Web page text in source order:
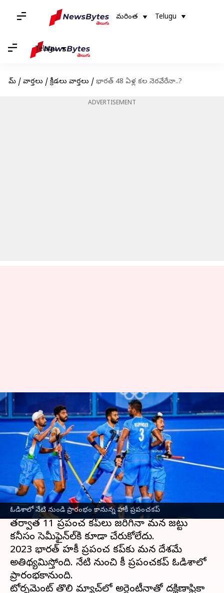
మరింత Telugu
Telugu
హోమ్ / వార్తలు / క్రీడలు వార్తలు / భారత్ 48 ఏళ్ల కల నెరవేరేనా..?
ADVERTISEMENT
ఓడిశాలో నేటి నుండి ప్రారంభం కానున్న హాకీ ప్రపంచకప్
భారత్ 48 ఏళ్ల కల నెరవేరేనా..?
వ్రాసిన వారు Jayachandra Akuri Jan 13, 2023 11:51 am
ఈ వార్తాకథనం ఏంటి
హాకీ జట్టు అజిత్ పాల్ సింగ్ నాయకత్వంలో పైనల్లో
పాకిస్తాన్ ను ఓడించి 1975లో విజేతగా నిలిచింది.
అప్పటి నుంచి ఎన్ని ప్రయత్నాలు చేసినా గెలుపు
సాధ్యం కాలేదు. ట్రోఫీ గెలవడం సంగతేమో గానీ ఆ
తర్వాత 11 ప్రపంచ కప్‌లు జరిగినా మన జట్టు
కనీసం సెమీఫైన్‌ల్‌కి కూడా చేరుకోలేదు.
2023 భారత్ హకీ ప్రపంచ కప్‌కు మన దేశమే
అతిథ్యమిస్తోంది. నేటి నుంచి హాకీ ప్రపంచ‌కప్ ఓడిశాలో
ప్రారంభకానుంది.
టోర్నమెంట్ తొలి మ్యాచ్‌లో అర్జెంటీనాతో దక్షిణాఫ్రికా